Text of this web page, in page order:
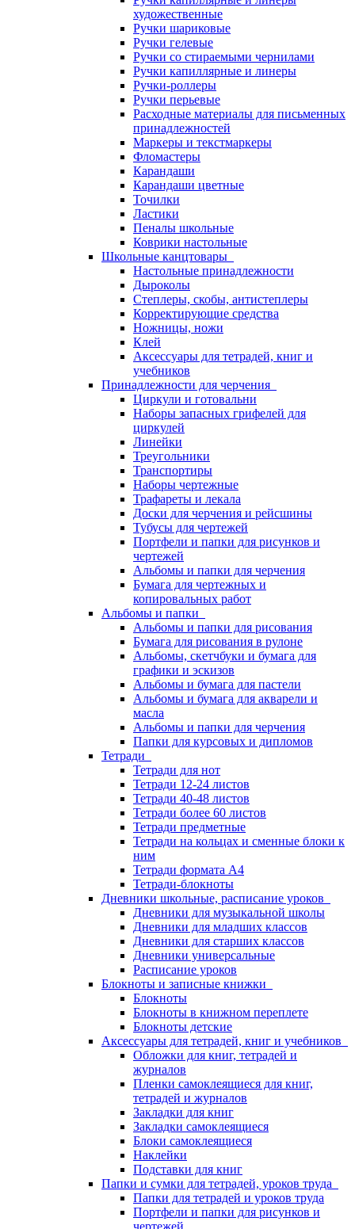
художественные
Ручки шариковые
Ручки гелевые
Ручки со стираемыми чернилами
Ручки капиллярные и линеры
Ручки-роллеры
Ручки перьевые
Расходные материалы для письменных
принадлежностей
Маркеры и текстмаркеры
Фломастеры
Карандаши
Карандаши цветные
Точилки
Ластики
Пеналы школьные
Коврики настольные
Школьные канцтовары
Настольные принадлежности
Дыроколы
Степлеры, скобы, антистеплеры
Корректирующие средства
Ножницы, ножи
Клей
Аксессуары для тетрадей, книг и
учебников
Принадлежности для черчения
Циркули и готовальни
Наборы запасных грифелей для
циркулей
Линейки
Треугольники
Транспортиры
Наборы чертежные
Трафареты и лекала
Доски для черчения и рейсшины
Тубусы для чертежей
Портфели и папки для рисунков и
чертежей
Альбомы и папки для черчения
Бумага для чертежных и
копировальных работ
Альбомы и папки
Альбомы и папки для рисования
Бумага для рисования в рулоне
Альбомы, скетчбуки и бумага для
графики и эскизов
Альбомы и бумага для пастели
Альбомы и бумага для акварели и
масла
Альбомы и папки для черчения
Папки для курсовых и дипломов
Тетради
Тетради для нот
Тетради 12-24 листов
Тетради 40-48 листов
Тетради более 60 листов
Тетради предметные
Тетради на кольцах и сменные блоки к
ним
Тетради формата А4
Тетради-блокноты
Дневники школьные, расписание уроков
Дневники для музыкальной школы
Дневники для младших классов
Дневники для старших классов
Дневники универсальные
Расписание уроков
Блокноты и записные книжки
Блокноты
Блокноты в книжном переплете
Блокноты детские
Аксессуары для тетрадей, книг и учебников
Обложки для книг, тетрадей и
журналов
Пленки самоклеящиеся для книг,
тетрадей и журналов
Закладки для книг
Закладки самоклеящиеся
Блоки самоклеящиеся
Наклейки
Подставки для книг
Папки и сумки для тетрадей, уроков труда
Папки для тетрадей и уроков труда
Портфели и папки для рисунков и
чертежей